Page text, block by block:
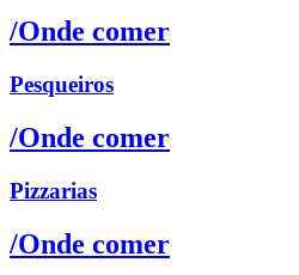
/Onde comer
Pesqueiros
/Onde comer
Pizzarias
/Onde comer